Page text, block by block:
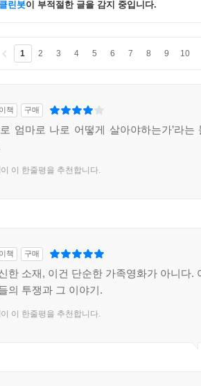
클린봇이 부적절한 글을 감지 중입니다.
1 2 3 4 5 6 7 8 9 10
책 구매
로 엄마로 나로 어떻게 살아야하는가’라는
이 이 한줄평을 추천합니다.
책 구매
한 소재, 이건 단순한 가족영화가 아니다.
의 투쟁과 그 이야기.
이 이 한줄평을 추천합니다.